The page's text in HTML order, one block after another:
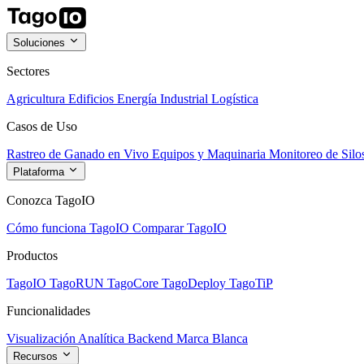
Soluciones
Sectores
Agricultura Edificios Energía Industrial Logística
Casos de Uso
Rastreo de Ganado en Vivo Equipos y Maquinaria Monitoreo de
Plataforma
Conozca TagoIO
Cómo funciona TagoIO Comparar TagoIO
Productos
TagoIO TagoRUN TagoCore TagoDeploy TagoTiP
Funcionalidades
Visualización Analítica Backend Marca Blanca
Recursos